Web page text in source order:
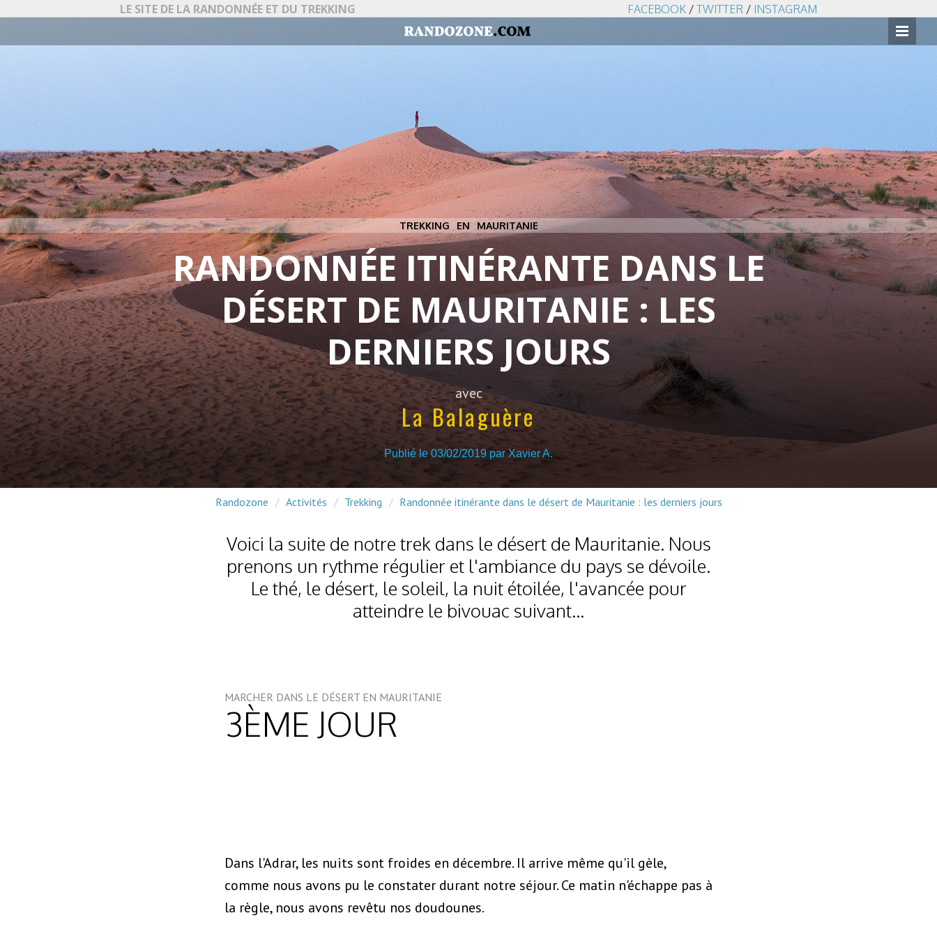
LE SITE DE LA RANDONNÉE ET DU TREKKING FACEBOOK / TWITTER / INSTAGRAM
TREKKING EN MAURITANIE
RANDONNÉE ITINÉRANTE DANS LE
DÉSERT DE MAURITANIE : LES
DERNIERS JOURS
avec
La Balaguère
Publié le 03/02/2019 parXavier A.
Randozone Activités Trekking Randonnée itinérante dans le désert de Mauritanie : les derniers jours
Voici la suite de notre trek dans le désert de Mauritanie. Nous
prenons un rythme régulier et l'ambiance du pays se dévoile.
Le thé, le désert, le soleil, la nuit étoilée, l'avancée pour
atteindre le bivouac suivant...
MARCHER DANS LE DÉSERT EN MAURITANIE
3ÈME JOUR
Dans l'Adrar, les nuits sont froides en décembre. Il arrive même qu'il gèle,
comme nous avons pu le constater durant notre séjour. Ce matin n'échappe pas à
la règle, nous avons revêtu nos doudounes.